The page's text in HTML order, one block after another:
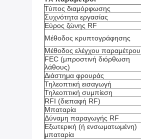
Τύπος διαμόρφωσης
Συχνότητα εργασίας
Εύρος ζώνης RF
Μέθοδος κρυπτογράφησης
Μέθοδος ελέγχου παραμέτρου
FEC (μπροστινή διόρθωση
λάθους)
Διάστημα φρουράς
Τηλεοπτική εισαγωγή
Τηλεοπτική συμπίεση
RFI (διεπαφή RF)
Μπαταρία
Δύναμη παραγωγής RF
Εξωτερική (ή ενσωματωμένη)
μπαταρία